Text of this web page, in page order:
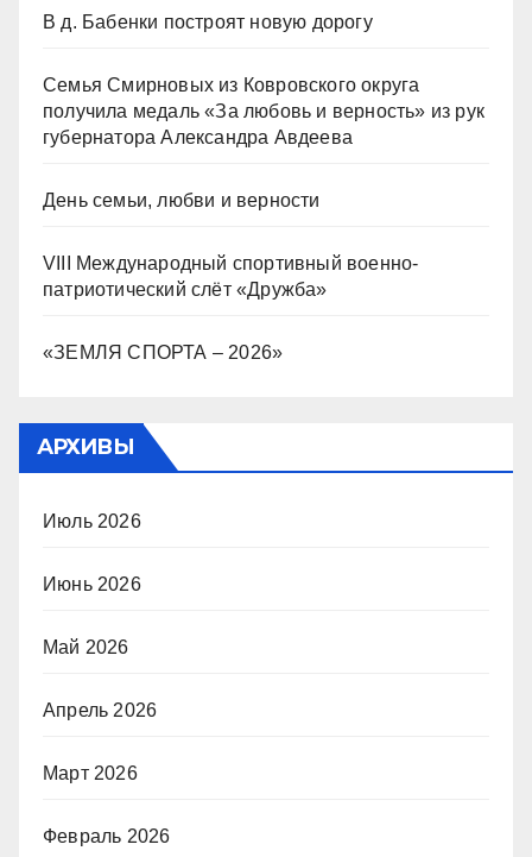
В д. Бабенки построят новую дорогу
Семья Смирновых из Ковровского округа
получила медаль «За любовь и верность» из рук
губернатора Александра Авдеева
День семьи, любви и верности
VIII Международный спортивный военно-
патриотический слёт «Дружба»
«ЗЕМЛЯ СПОРТА – 2026»
АРХИВЫ
Июль 2026
Июнь 2026
Май 2026
Апрель 2026
Март 2026
Февраль 2026